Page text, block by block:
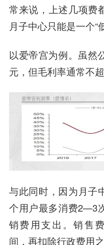
常来说，上述几项费
月子中心只能是一个“
以爱帝宫为例。虽然
元，但毛利率通常不超
与此同时，因为月子
个用户最多消费2—3
销费用支出。销售
间，再扣除行政费用